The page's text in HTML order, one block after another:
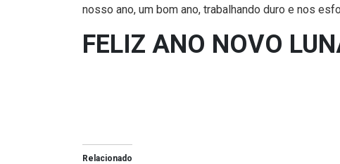
nosso ano, um bom ano, trabalhando duro e nos
FELIZ ANO NOVO
Relacionado